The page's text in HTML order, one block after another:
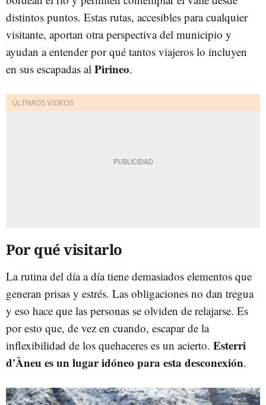
distintos puntos. Estas rutas, accesibles para cualquier
visitante, aportan otra perspectiva del municipio y
ayudan a entender por qué tantos viajeros lo incluyen
en sus escapadas al Pirineo.
Por qué visitarlo
La rutina del día a día tiene demasiados elementos que
generan prisas y estrés. Las obligaciones no dan tregua
y eso hace que las personas se olviden de relajarse. Es
por esto que, de vez en cuando, escapar de la
inflexibilidad de los quehaceres es un acierto. Esterri
d'Àneu es un lugar idóneo para esta desconexión.